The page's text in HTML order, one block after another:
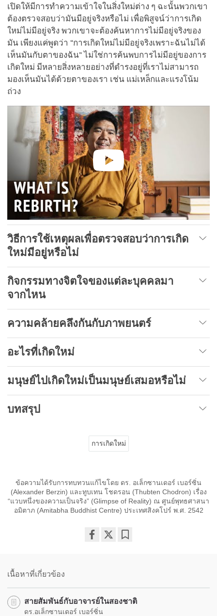
เปิดให้มีการทำความเข้าใจในสิ่งใหม่ต่าง ๆ ฉะนั้นพวกเขา
ต้องตรวจสอบว่ามันมีอยู่จริงหรือไม่ เพื่อพิสูจน์ว่าการเกิด
ใหม่ไม่มีอยู่จริง พวกเขาจะต้องค้นหาการไม่มีอยู่จริงของ
มัน เพียงแค่พูดว่า “การเกิดใหม่ไม่มีอยู่จริงเพราะฉันไม่ได้
เห็นมันกับตาของฉัน” ไม่ใช่การค้นพบการไม่มีอยู่ของการ
เกิดใหม่ มีหลายสิ่งหลายอย่างที่ดำรงอยู่ที่เราไม่สามารถ
มองเห็นมันได้ด้วยตาของเรา เช่น แม่เหล็กและแรงโน้ม
ถ่วง
วิธีการใช้เหตุผลเพื่อตรวจสอบว่าการเกิด
ใหม่มีอยู่หรือไม่
กิจกรรมทางจิตใจของแต่ละบุคคลมา
จากไหน
ความคล้ายคลึงกันกับภาพยนตร์
อะไรที่เกิดใหม่
มนุษย์ไปเกิดใหม่เป็นมนุษย์เสมอหรือไม่
บทสรุป
การเกิดใหม่
ข้อความได้รับการทบทวนแก้ไขโดย ดร. อเล็กซานเดอร์ เบอร์ซิ่น
(Alexander Berzin) และทูบเทน โชดรอน (Thubten Chodron) เรื่อง
“แวบหนึ่งของความเป็นจริง” (Glimpse of Reality) ณ ศูนย์พุทธศาสนา
อมิตาภ (Amitabha Buddhist Centre) ประเทศสิงคโปร์ พ.ศ. 2542
เนื้อหาที่เกี่ยวข้อง
สายสัมพันธ์กับอาจารย์ในสองชาติ
ดร.อเล็กซานเดอร์ เบอร์ซิ่น